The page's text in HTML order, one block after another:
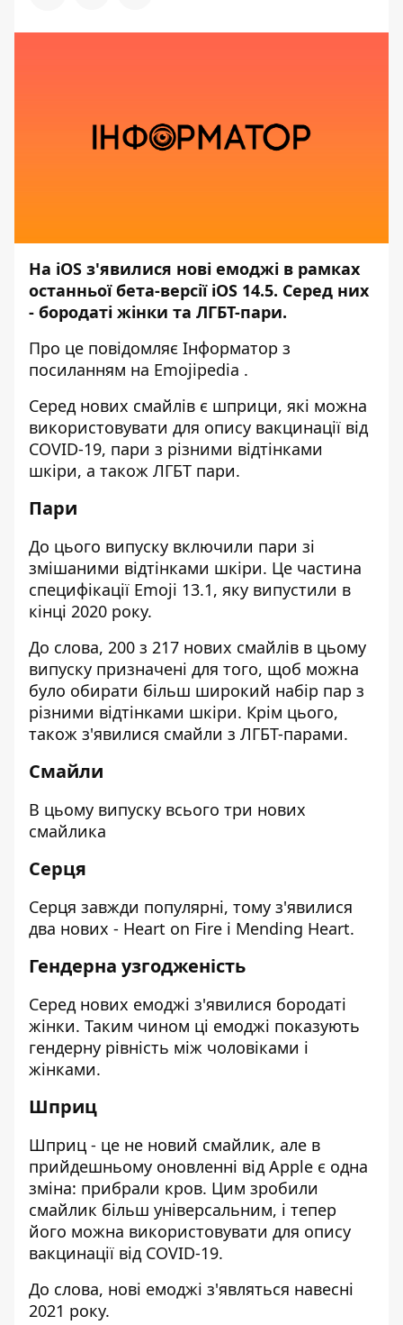
На iOS з'явилися нові емоджі в рамках
останньої бета-версії iOS 14.5. Серед них
- бородаті жінки та ЛГБТ-пари.
Про це повідомляє Інформатор з
посиланням на Emojipedia .
Серед нових смайлів є шприци, які можна
використовувати для опису вакцинації від
COVID-19, пари з різними відтінками
шкіри, а також ЛГБТ пари.
Пари
До цього випуску включили пари зі
змішаними відтінками шкіри. Це частина
специфікації Emoji 13.1, яку випустили в
кінці 2020 року.
До слова, 200 з 217 нових смайлів в цьому
випуску призначені для того, щоб можна
було обирати більш широкий набір пар з
різними відтінками шкіри. Крім цього,
також з'явилися смайли з ЛГБТ-парами.
Смайли
В цьому випуску всього три нових
смайлика
Серця
Серця завжди популярні, тому з'явилися
два нових - Heart on Fire і Mending Heart.
Гендерна узгодженість
Серед нових емоджі з'явилися бородаті
жінки. Таким чином ці емоджі показують
гендерну рівність між чоловіками і
жінками.
Шприц
Шприц - це не новий смайлик, але в
прийдешньому оновленні від Apple є одна
зміна: прибрали кров. Цим зробили
смайлик більш універсальним, і тепер
його можна використовувати для опису
вакцинації від COVID-19.
До слова, нові емоджі з'являться навесні
2021 року.